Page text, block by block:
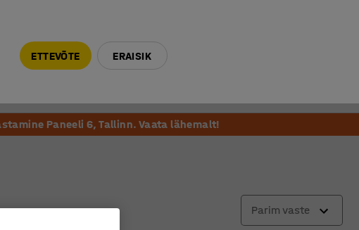
Paneeli 6, Tallinn. Vaata lähemalt!
Parim vaste
ETTEVÕTE ERAISIK